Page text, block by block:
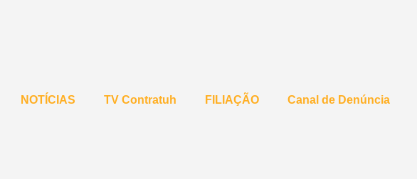
NOTÍCIAS TV Contratuh FILIAÇÃO Canal de Denúncia